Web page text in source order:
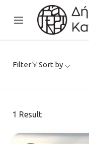
Filter Sort by
1 Result